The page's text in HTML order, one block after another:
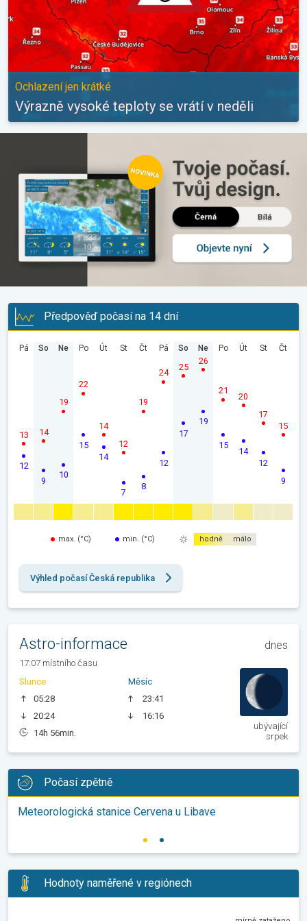
Ochlazení jen krátké
Výrazně vysoké teploty se vrátí v neděli
Předpověď počasí na 14 dní
Pá
12
13
So
9
14
Ne
10
19
Po
15
22
Út
14
14
St
7
12
Čt
8
19
Pá
12
24
So
17
25
Ne
19
26
Po
15
21
Út
14
20
St
12
17
Čt
9
15
max. (°C) min. (°C) hodně málo
Výhled počasí Česká republika
Astro-informace dnes
17:07 místního času
Slunce
05:28
20:24
14h 56min.
Měsíc
23:41
16:16
ubývající
srpek
Počasí zpětně
Meteorologická stanice Cervena u Libave
Hodnoty naměřené v regiónech